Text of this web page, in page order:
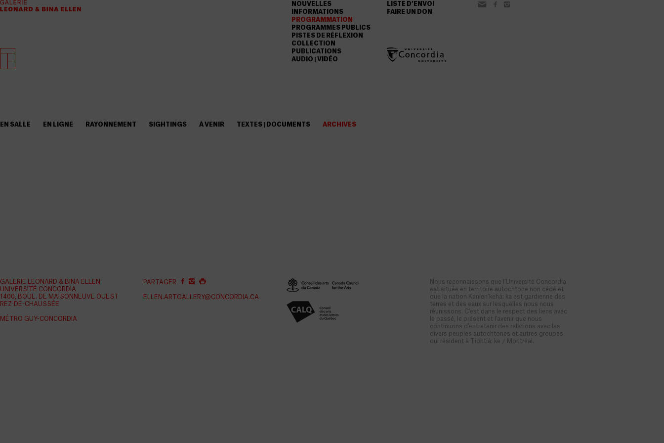
NOUVELLES
INFORMATIONS
PROGRAMMATION
PROGRAMMES PUBLICS
PISTES DE RÉFLEXION
COLLECTION
PUBLICATIONS
AUDIO | VIDÉO
LISTE D’ENVOI
FAIRE UN DON
EN SALLE EN LIGNE RAYONNEMENT SIGHTINGS À VENIR TEXTES | DOCUMENTS ARCHIVES
GALERIE LEONARD & BINA ELLEN
UNIVERSITÉ CONCORDIA
1400, BOUL. DE MAISONNEUVE OUEST
REZ-DE-CHAUSSÉE
MÉTRO GUY-CONCORDIA
PARTAGER
ELLEN.ARTGALLERY@CONCORDIA.CA
Nous reconnaissons que l’Université Concordia
est située en territoire autochtone non cédé et
que la nation Kanien’kehá: ka est gardienne des
terres et des eaux sur lesquelles nous nous
réunissons. C’est dans le respect des liens avec
le passé, le présent et l’avenir que nous
continuons d’entretenir des relations avec les
divers peuples autochtones et autres groupes
qui résident à Tiohtiá: ke / Montréal.